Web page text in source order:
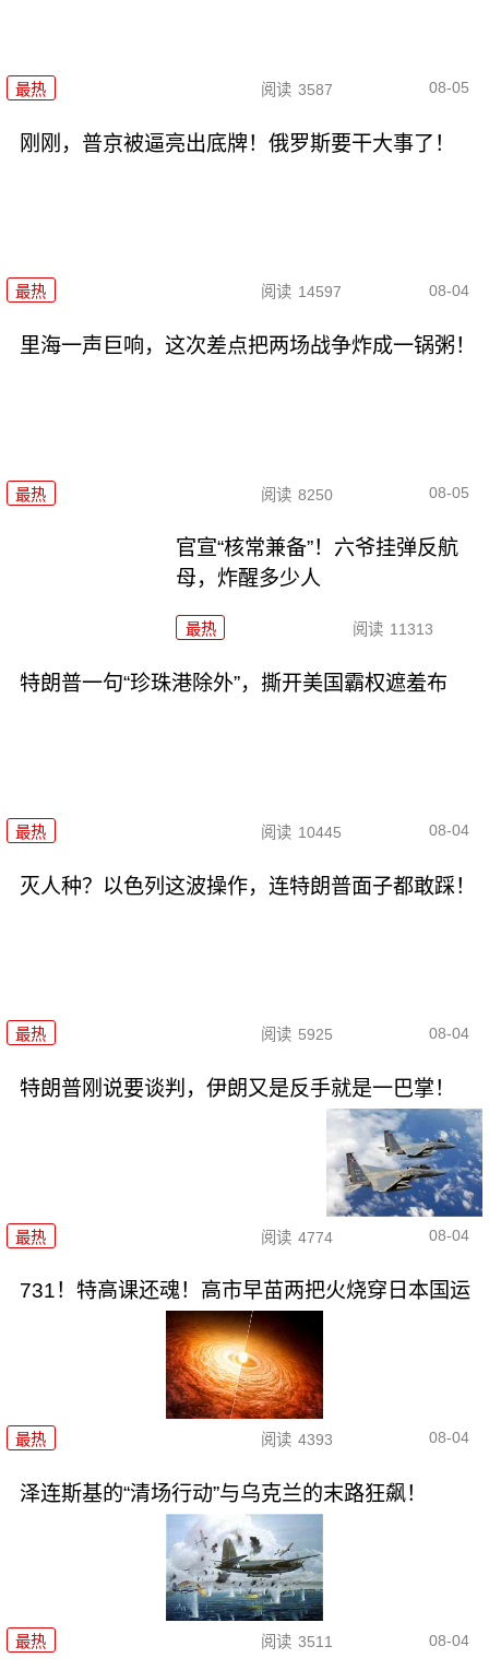
最热 阅读 3587 08-05
刚刚，普京被逼亮出底牌！俄罗斯要干大事了！
最热 阅读 14597 08-04
里海一声巨响，这次差点把两场战争炸成一锅粥！
最热 阅读 8250 08-05
官宣“核常兼备”！六爷挂弹反航
母，炸醒多少人
最热 阅读 11313
特朗普一句“珍珠港除外”，撕开美国霸权遮羞布
最热 阅读 10445 08-04
灭人种？以色列这波操作，连特朗普面子都敢踩！
最热 阅读 5925 08-04
特朗普刚说要谈判，伊朗又是反手就是一巴掌！
最热 阅读 4774 08-04
731！特高课还魂！高市早苗两把火烧穿日本国运
最热 阅读 4393 08-04
泽连斯基的“清场行动”与乌克兰的末路狂飙！
最热 阅读 3511 08-04